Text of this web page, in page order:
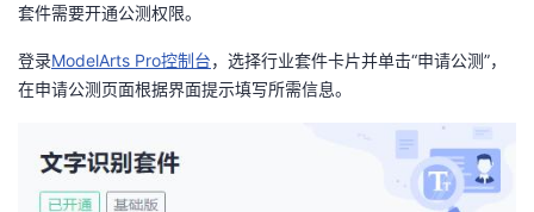
套件需要开通公测权限。
登录ModelArts Pro控制台，选择行业套件卡片并单击“申请公测”，
在申请公测页面根据界面提示填写所需信息。